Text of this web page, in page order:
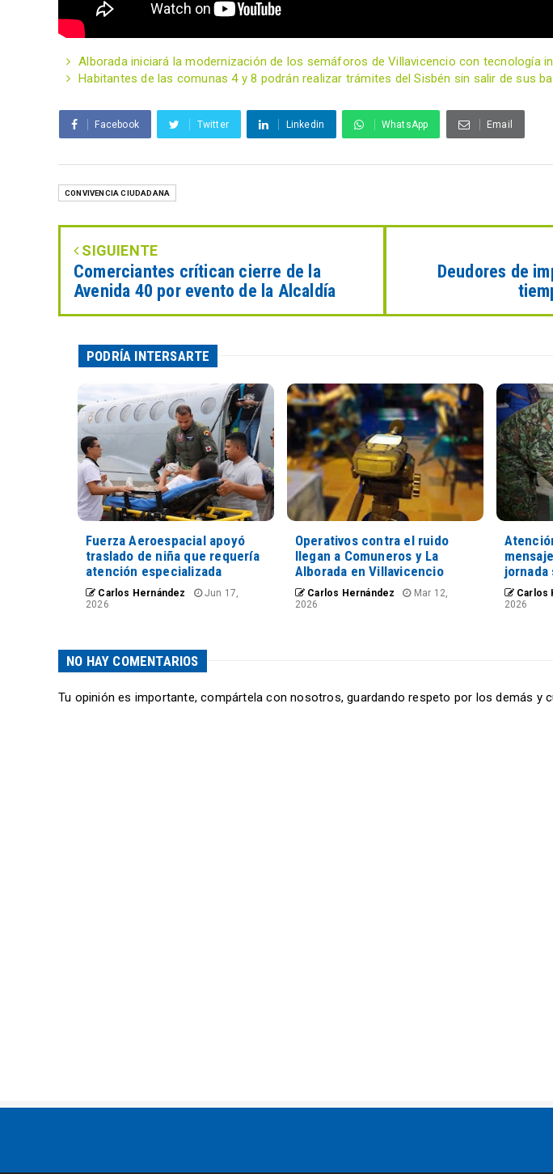
Alborada iniciará la modernización de los semáforos de Villavicencio con tecnología
Habitantes de las comunas 4 y 8 podrán realizar trámites del Sisbén sin salir de sus
Facebook Twitter Linkedin WhatsApp Email
CONVIVENCIA CIUDADANA
SIGUIENTE
Comerciantes crítican cierre de la
Avenida 40 por evento de la Alcaldía
Deudores de
PODRÍA INTERSARTE
Fuerza Aeroespacial apoyó
traslado de niña que requería
atención especializada
Carlos Hernández
Jun 17,
2026
Operativos contra el ruido
llegan a Comuneros y La
Alborada en Villavicencio
Carlos Hernández
Mar 12,
2026
jornada
Carlos
2026
NO HAY COMENTARIOS
Tu opinión es importante, compártela con nosotros, guardando respeto por los demás y